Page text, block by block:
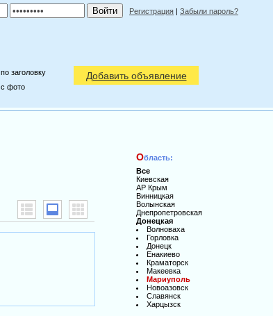
Регистрация | Забыли пароль?
по заголовку
c фото
Добавить объявление
Область:
Все
Киевская
АР Крым
Винницкая
Волынская
Днепропетровская
Донецкая
Волноваха
Горловка
Донецк
Енакиево
Краматорск
Макеевка
Мариуполь
Новоазовск
Славянск
Харцызск